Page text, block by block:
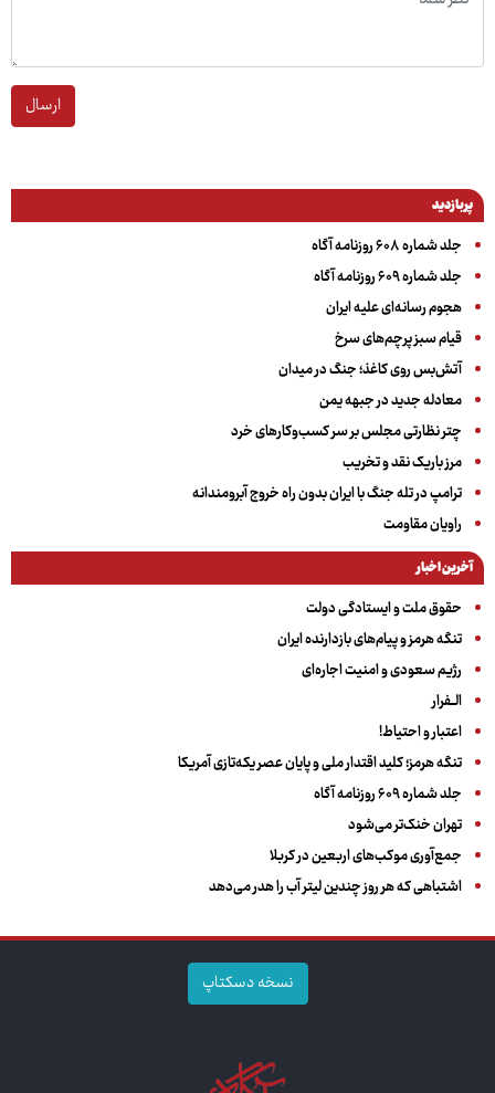
ارسال
پربازدید
جلد شماره ۶۰۸ روزنامه آگاه
جلد شماره ۶۰۹ روزنامه آگاه
هجوم رسانه‌ای علیه ایران
قیام سبز پرچم‌های سرخ
آتش‌بس روی کاغذ؛ جنگ در میدان
معادله جدید در جبهه یمن
چتر نظارتی مجلس بر سر کسب‌وکارهای خرد
مرز باریک نقد و تخریب
ترامپ در تله جنگ با ایران بدون راه خروج آبرومندانه
راویان مقاومت
آخرین اخبار
حقوق ملت و ایستادگی دولت
تنگه هرمز و پیام‌های بازدارنده ایران
رژیم سعودی و امنیت اجاره‌ای
الــفرار
اعتبار و احتیاط!
تنگه هرمز؛ کلید اقتدار ملی و پایان عصر یکه‌تازی آمریکا
جلد شماره ۶۰۹ روزنامه آگاه
تهران خنک‌تر می‌شود
جمع‌آوری موکب‌های اربعین در کربلا
اشتباهی که هر روز چندین لیتر آب را هدر می‌دهد
نسخه دسکتاپ